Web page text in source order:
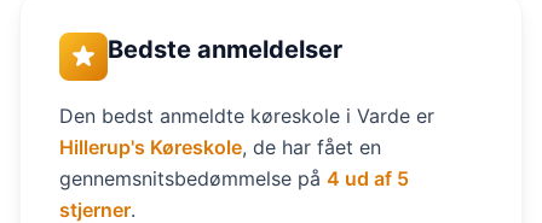
Bedste anmeldelser
Den bedst anmeldte køreskole i Varde er
Hillerup's Køreskole, de har fået en
gennemsnitsbedømmelse på 4 ud af 5
stjerner.